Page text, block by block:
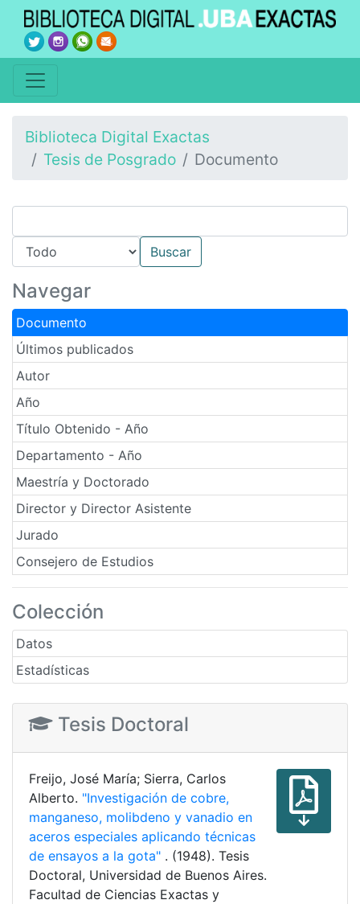
Biblioteca Digital Exactas
Tesis de Posgrado
Documento
Navegar
Documento
Últimos publicados
Autor
Año
Título Obtenido - Año
Departamento - Año
Maestría y Doctorado
Director y Director Asistente
Jurado
Consejero de Estudios
Colección
Datos
Estadísticas
Tesis Doctoral
Freijo, José María; Sierra, Carlos
Alberto. "Investigación de cobre,
manganeso, molibdeno y vanadio en
aceros especiales aplicando técnicas
de ensayos a la gota" . (1948). Tesis
Doctoral, Universidad de Buenos Aires.
Facultad de Ciencias Exactas y